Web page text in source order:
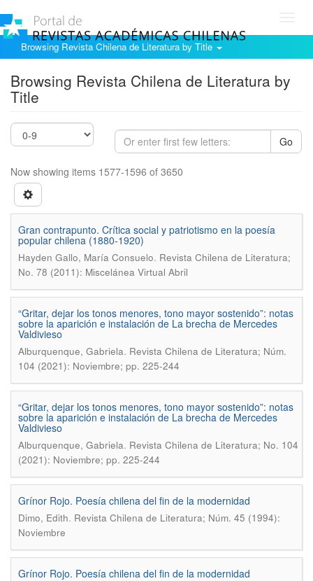
Browsing Revista Chilena de Literatura by Title
Browsing Revista Chilena de Literatura by
Title
Go
Now showing items 1577-1596 of 3650
Gran contrapunto. Crítica social y patriotismo en la poesía
popular chilena (1880-1920)
Hayden Gallo, María Consuelo. Revista Chilena de Literatura;
No. 78 (2011): Miscelánea Virtual Abril
“Gritar, dejar los tonos menores, tono mayor sostenido”: notas
sobre la aparición e instalación de La brecha de Mercedes
Valdivieso
Alburquenque, Gabriela. Revista Chilena de Literatura; Núm.
104 (2021): Noviembre; pp. 225-244
“Gritar, dejar los tonos menores, tono mayor sostenido”: notas
sobre la aparición e instalación de La brecha de Mercedes
Valdivieso
Alburquenque, Gabriela. Revista Chilena de Literatura; No. 104
(2021): Noviembre; pp. 225-244
Grínor Rojo. Poesía chilena del fin de la modernidad
Dimo, Edith. Revista Chilena de Literatura; Núm. 45 (1994):
Noviembre
Grínor Rojo. Poesía chilena del fin de la modernidad